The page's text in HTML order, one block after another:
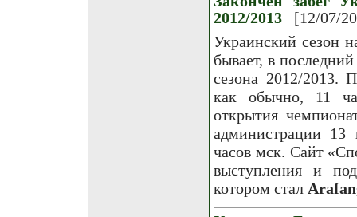
2012/2013
[12/07/
Украинский сезон
бывает, в
сезона 2012/2013.
как обычно, 11
открытия
администрации 13
часов мск. Сайт
выступления и
котором стал